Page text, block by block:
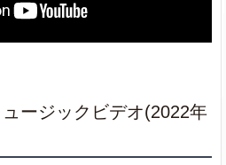
ージックビデオ(2022年